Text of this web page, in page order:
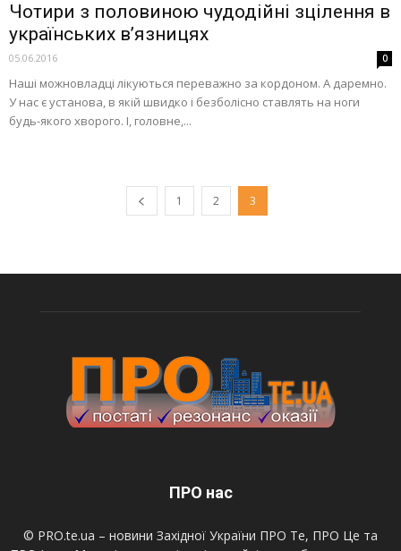
Чотири з половиною чудодійні зцілення в
українських в’язницях
05.06.2016 0
Наші можновладці лікуються переважно за кордоном. А даремно.
У нас є установа, в якій швидко і безболісно ставлять на ноги
будь-якого хворого. І, головне,...
1 2 3
ПРО нас
© PRO.te.ua – новини Західної України ПРО Те, ПРО Це та